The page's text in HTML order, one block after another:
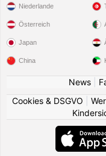
Niederlande
Österreich
Japan
China
News|
Cookies & DSGVO